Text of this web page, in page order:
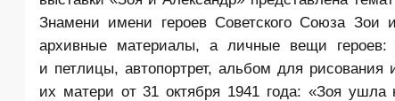
Знамени имени героев Советского Союза Зои
архивные материалы, а личные вещи героев:
и петлицы, автопортрет, альбом для
их матери от 31 октября 1941 года: «Зоя